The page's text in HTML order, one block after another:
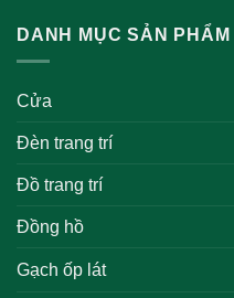
DANH MỤC SẢN PHẨM
Cửa
Đèn trang trí
Đồ trang trí
Đồng hồ
Gạch ốp lát